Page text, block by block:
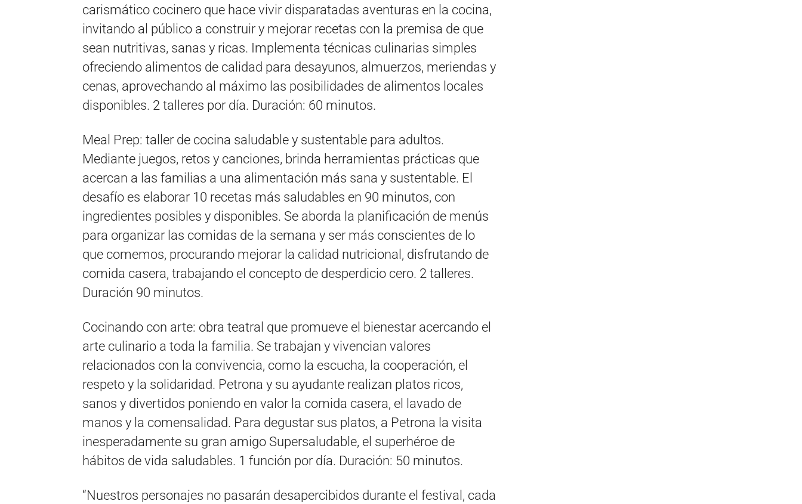
carismático cocinero que hace vivir disparatadas aventuras en la cocina,
invitando al público a construir y mejorar recetas con la premisa de que
sean nutritivas, sanas y ricas. Implementa técnicas culinarias simples
ofreciendo alimentos de calidad para desayunos, almuerzos, meriendas y
cenas, aprovechando al máximo las posibilidades de alimentos locales
disponibles. 2 talleres por día. Duración: 60 minutos.
Meal Prep: taller de cocina saludable y sustentable para adultos.
Mediante juegos, retos y canciones, brinda herramientas prácticas que
acercan a las familias a una alimentación más sana y sustentable. El
desafío es elaborar 10 recetas más saludables en 90 minutos, con
ingredientes posibles y disponibles. Se aborda la planificación de menús
para organizar las comidas de la semana y ser más conscientes de lo
que comemos, procurando mejorar la calidad nutricional, disfrutando de
comida casera, trabajando el concepto de desperdicio cero. 2 talleres.
Duración 90 minutos.
Cocinando con arte: obra teatral que promueve el bienestar acercando el
arte culinario a toda la familia. Se trabajan y vivencian valores
relacionados con la convivencia, como la escucha, la cooperación, el
respeto y la solidaridad. Petrona y su ayudante realizan platos ricos,
sanos y divertidos poniendo en valor la comida casera, el lavado de
manos y la comensalidad. Para degustar sus platos, a Petrona la visita
inesperadamente su gran amigo Supersaludable, el superhéroe de
hábitos de vida saludables. 1 función por día. Duración: 50 minutos.
“Nuestros personajes no pasarán desapercibidos durante el festival, cada